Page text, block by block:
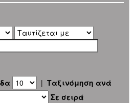
| Ταξινόμηση ανά
Σε σειρά